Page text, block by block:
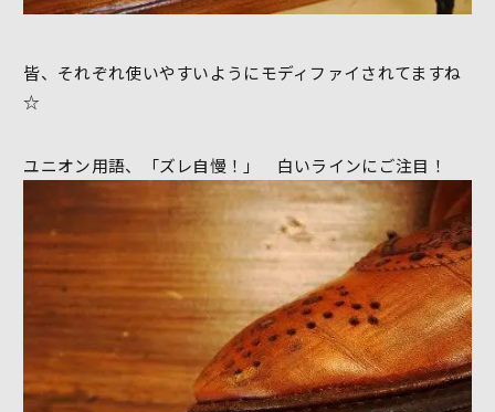
皆、それぞれ使いやすいようにモディファイされてますね
☆
ユニオン用語、「ズレ自慢！」 白いラインにご注目！